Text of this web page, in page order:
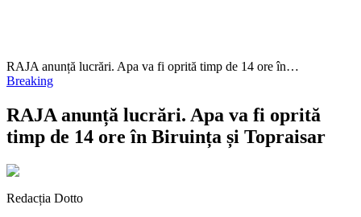
RAJA anunță lucrări. Apa va fi oprită timp de 14 ore în…
Breaking
RAJA anunță lucrări. Apa va fi oprită
timp de 14 ore în Biruința și Topraisar
Redacția Dotto